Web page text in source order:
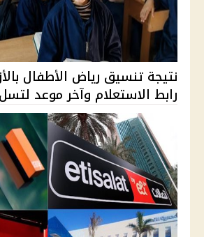
نتيجة تنسيق رياض الأطفال
رابط الاستعلام وآخر موعد